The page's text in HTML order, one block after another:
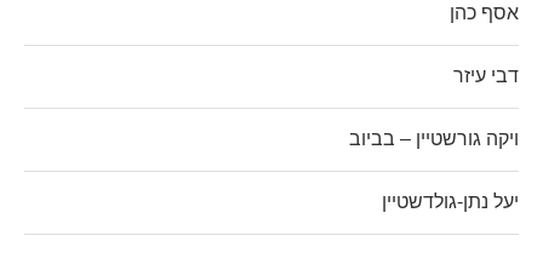
אסף כהן
דבי עיזר
ויקה גורשטיין – בביוב
יעל נתן-גולדשטיין